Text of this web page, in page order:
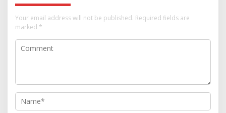
Your email address will not be published. Required fields are
marked *